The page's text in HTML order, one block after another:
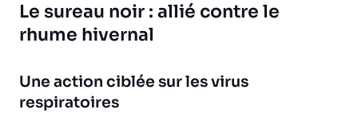
Le sureau noir : allié contre le
rhume hivernal
Une action ciblée sur les virus
respiratoires